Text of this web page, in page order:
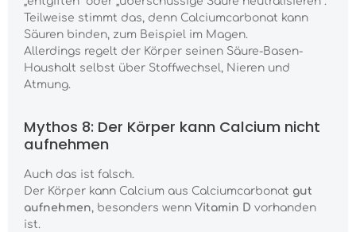
Teilweise stimmt das, denn Calciumcarbonat kann
Säuren binden, zum Beispiel im Magen.
Allerdings regelt der Körper seinen Säure-Basen-
Haushalt selbst über Stoffwechsel, Nieren und
Atmung.
Mythos 8: Der Körper kann Calcium nicht
aufnehmen
Auch das ist falsch.
Der Körper kann Calcium aus Calciumcarbonat gut
aufnehmen, besonders wenn Vitamin D vorhanden
ist.